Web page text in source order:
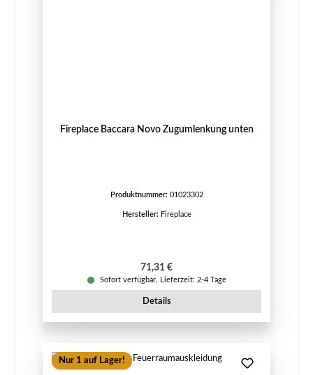
Fireplace Baccara Novo Zugumlenkung unten
Produktnummer: 01023302
Hersteller: Fireplace
Regulärer Preis:
71,31 €
Sofort verfügbar, Lieferzeit: 2-4 Tage
Details
Nur 1 auf Lager!